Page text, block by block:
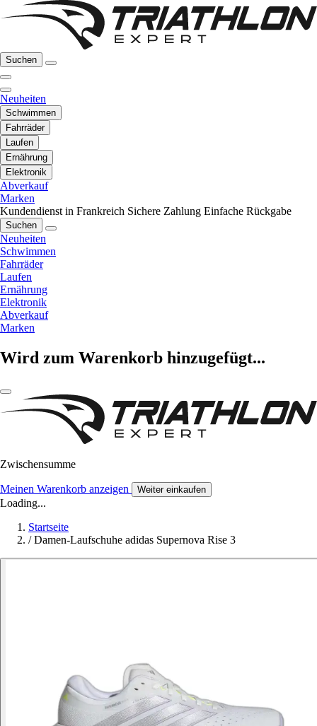
Suchen
Neuheiten
Schwimmen
Fahrräder
Laufen
Ernährung
Elektronik
Abverkauf
Marken
Kundendienst in Frankreich Sichere Zahlung Einfache Rückgabe
Suchen
Neuheiten
Schwimmen
Fahrräder
Laufen
Ernährung
Elektronik
Abverkauf
Marken
Wird zum Warenkorb hinzugefügt...
Zwischensumme
Meinen Warenkorb anzeigen Weiter einkaufen
Loading...
Startseite
/ Damen-Laufschuhe adidas Supernova Rise 3